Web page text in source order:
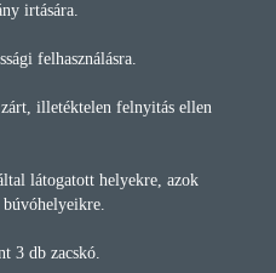
irtására.
felhasználásra.
illetéktelen felnyitás ellen
látogatott helyekre, azok
3 db zacskó.